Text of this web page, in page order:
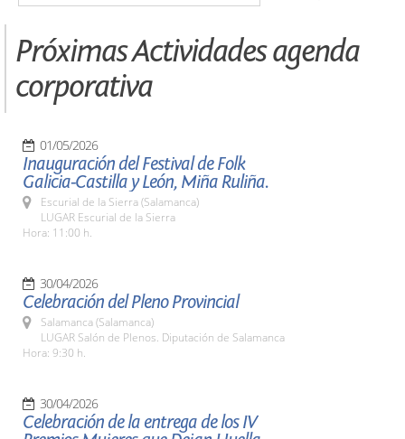
Próximas Actividades agenda
corporativa
01/05/2026
Inauguración del Festival de Folk
Galicia-Castilla y León, Miña Ruliña.
Escurial de la Sierra (Salamanca)
LUGAR Escurial de la Sierra
Hora: 11:00 h.
30/04/2026
Celebración del Pleno Provincial
Salamanca (Salamanca)
LUGAR Salón de Plenos. Diputación de Salamanca
Hora: 9:30 h.
30/04/2026
Celebración de la entrega de los IV